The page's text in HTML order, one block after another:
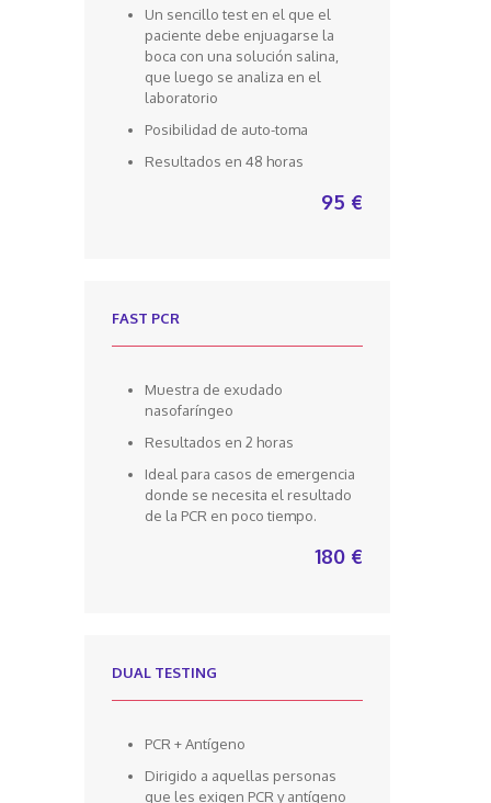
Un sencillo test en el que el
paciente debe enjuagarse la
boca con una solución salina,
que luego se analiza en el
laboratorio
Posibilidad de auto-toma
Resultados en 48 horas
95 €
FAST PCR
Muestra de exudado
nasofaríngeo
Resultados en 2 horas
Ideal para casos de emergencia
donde se necesita el resultado
de la PCR en poco tiempo.
180 €
DUAL TESTING
PCR + Antígeno
Dirigido a aquellas personas
que les exigen PCR y antígeno